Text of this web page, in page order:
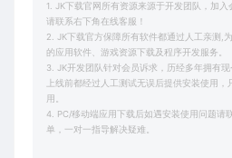
1. JK下载官网所有资源来源于开发团队，加
请联系右下角在线客服！
2. JK下载官方保障所有软件都通过人工亲测,
的应用软件、游戏资源下载及程序开发服务。
3. JK开发团队针对会员诉求，历经多年拥有
上线前都经过人工测试无误后提供安装使用
用。
4. PC/移动端应用下载后如遇安装使用问题请
单，一对一指导解决疑难。